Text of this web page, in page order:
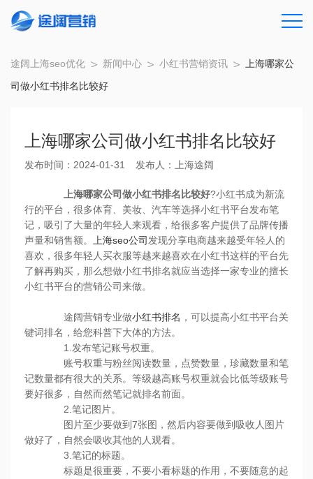
途阔上海seo优化 新闻中心 小红书营销资讯
上海哪家公
司做小红书排名比较好
上海哪家公司做小红书排名比较好
发布时间：2024-01-31 发布人：上海途阔
上海哪家公司做小红书排名比较好?小红书成为新流
行的平台，很多体育、美妆、汽车等选择小红书平台发布笔
记，吸引了大量的年轻人来观看，给很多客户提供了品牌传播
声量和销售额。
上海seo公司 发现分享电商越来越受年轻人的
喜欢，很多年轻人买衣服等越来越喜欢在小红书这样的平台先
了解再购买，那么想做小红书排名就应当选择一家专业的擅长
小红书平台的营销公司来做。
途阔营销专业做小红书排名 ，可以提高小红书平台关
键词排名，给您科普下大体的方法。
1.发布笔记账号权重。
账号权重与粉丝阅读数量，点赞数量，珍藏数量和笔
记数量都有很大的关系。等级越高账号权重就会比低等级账号
要好很多，自然而然笔记就排名前面。
2.笔记图片。
图片至少要做到7张图，然后内容要做到吸收人图片
做好了，自然会吸收其他的人观看。
3.笔记的标题。
标题是很重要，不要小看标题的作用，不要随意的起